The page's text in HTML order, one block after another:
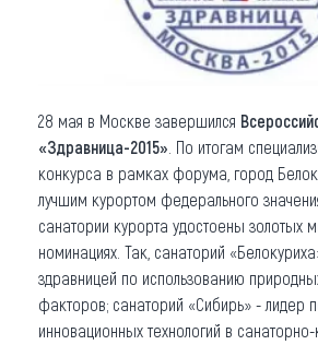
Другие рубрики
28 мая в Москве завершился
«Здравница-2015» . По итогам
конкурса в рамках форума, город
лучшим курортом федерального
санатории курорта удостоены золотых
номинациях. Так, санаторий
здравницей по использованию
факторов; санаторий «Сибирь» - лидер
инновационных технологий в